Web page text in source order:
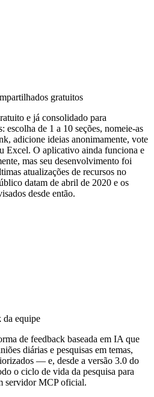
gratuitos
e já consolidado para
escolha de 1 a 10 seções, nomeie-as
adicione ideias anonimamente, vote
Excel. O aplicativo ainda funciona e
mas seu desenvolvimento foi
atualizações de recursos no
datam de abril de 2020 e os
desde então.
da equipe
de feedback baseada em IA que
diárias e pesquisas em temas,
— e, desde a versão 3.0 do
o ciclo de vida da pesquisa para
servidor MCP oficial.